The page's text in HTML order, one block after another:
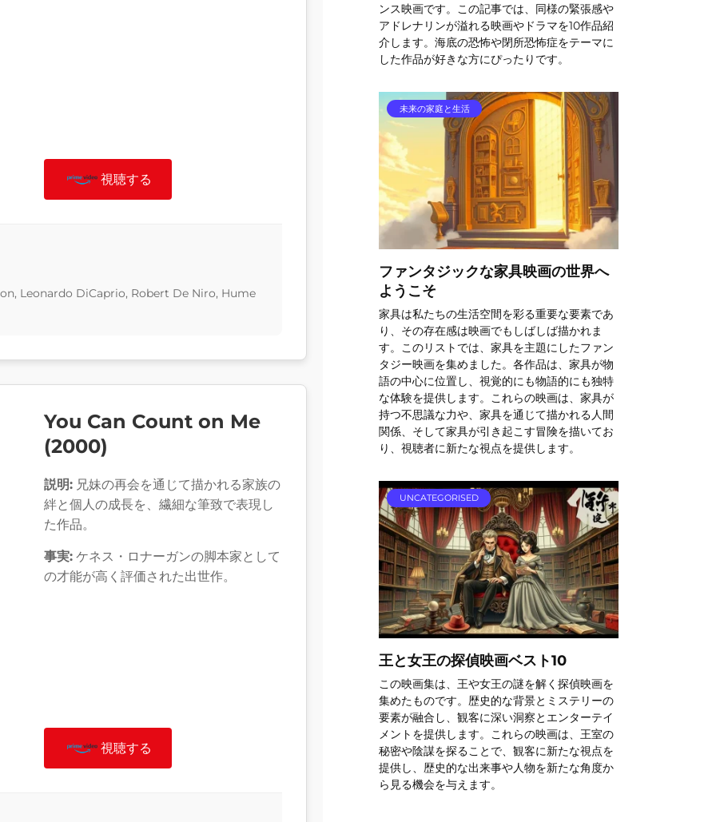
視聴する
Leonardo DiCaprio, Robert De Niro, Hume
You Can Count on Me
(2000)
説明: 兄妹の再会を通じて描かれる家族の
絆と個人の成長を、繊細な筆致で表現し
た作品。
事実: ケネス・ロナーガンの脚本家として
の才能が高く評価された出世作。
視聴する
ンス映画です。この記事では、同様の緊張感や
アドレナリンが溢れる映画やドラマを10作品紹
介します。海底の恐怖や閉所恐怖症をテーマに
した作品が好きな方にぴったりです。
未来の家庭と生活
ファンタジックな家具映画の世界へ
ようこそ
家具は私たちの生活空間を彩る重要な要素であ
り、その存在感は映画でもしばしば描かれま
す。このリストでは、家具を主題にしたファン
タジー映画を集めました。各作品は、家具が物
語の中心に位置し、視覚的にも物語的にも独特
な体験を提供します。これらの映画は、家具が
持つ不思議な力や、家具を通じて描かれる人間
関係、そして家具が引き起こす冒険を描いてお
り、視聴者に新たな視点を提供します。
UNCATEGORISED
王と女王の探偵映画ベスト10
この映画集は、王や女王の謎を解く探偵映画を
集めたものです。歴史的な背景とミステリーの
要素が融合し、観客に深い洞察とエンターテイ
メントを提供します。これらの映画は、王室の
秘密や陰謀を探ることで、観客に新たな視点を
提供し、歴史的な出来事や人物を新たな角度か
ら見る機会を与えます。